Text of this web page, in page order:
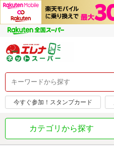
今すぐ参加！スタンプカード
カテゴリから探す